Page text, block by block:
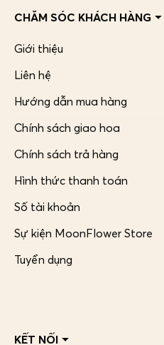
CHĂM SÓC KHÁCH HÀNG
Giới thiệu
Liên hệ
Hướng dẫn mua hàng
Chính sách giao hoa
Chính sách trả hàng
Hình thức thanh toán
Số tài khoản
Sự kiện MoonFlower Store
Tuyển dụng
KẾT NỐI